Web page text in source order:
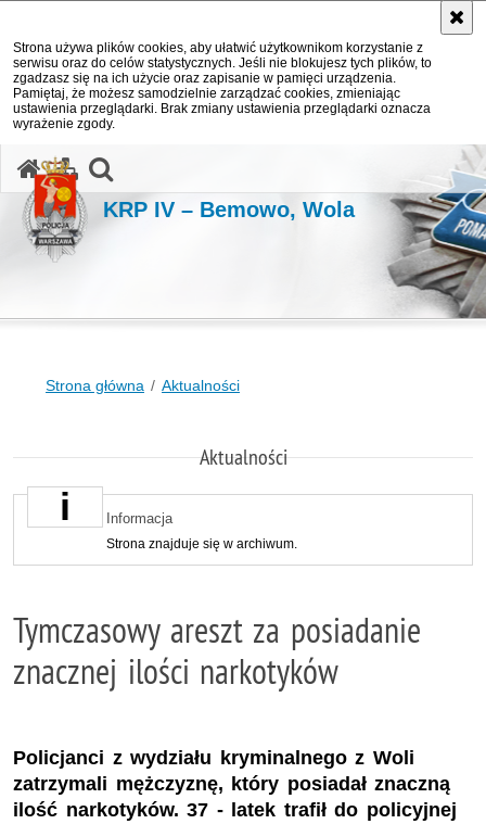
Strona używa plików cookies, aby ułatwić użytkownikom korzystanie z
serwisu oraz do celów statystycznych. Jeśli nie blokujesz tych plików, to
zgadzasz się na ich użycie oraz zapisanie w pamięci urządzenia.
Pamiętaj, że możesz samodzielnie zarządzać cookies, zmieniając
ustawienia przeglądarki. Brak zmiany ustawienia przeglądarki oznacza
wyrażenie zgody.
KRP IV – Bemowo, Wola
Strona główna Aktualności
Aktualności
Informacja
Strona znajduje się w archiwum.
Tymczasowy areszt za posiadanie
znacznej ilości narkotyków
Policjanci z wydziału kryminalnego z Woli
zatrzymali mężczyznę, który posiadał znaczną
ilość narkotyków. 37 - latek trafił do policyjnej